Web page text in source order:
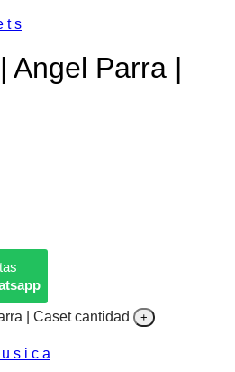
t s
Angel Parra |
| Caset cantidad
u s i c a